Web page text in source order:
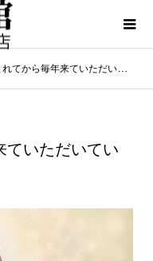
毎年来ていただいているお客様の撮影でした
ていただいてい